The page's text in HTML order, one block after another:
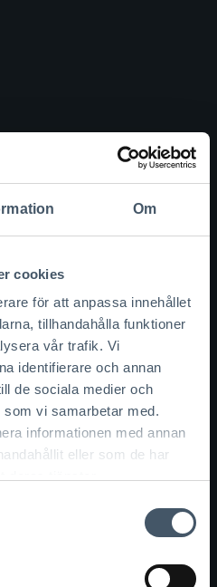
Om
cookies
för att anpassa innehållet
tillhandahålla funktioner
vår trafik. Vi
identifierare och annan
de sociala medier och
vi samarbetar med.
informationen med annan
eller som de har